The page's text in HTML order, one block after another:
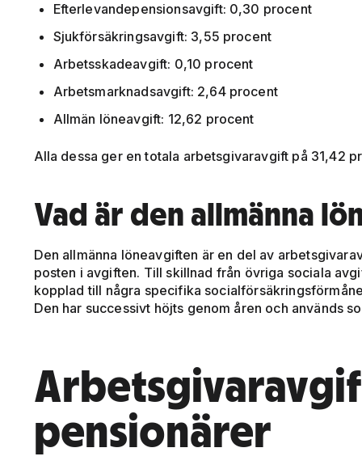
Efterlevandepensionsavgift: 0,30 procent
Sjukförsäkringsavgift: 3,55 procent
Arbetsskadeavgift: 0,10 procent
Arbetsmarknadsavgift: 2,64 procent
Allmän löneavgift: 12,62 procent
Alla dessa ger en totala arbetsgivaravgift på 31,42
Vad är den allmänna
Den allmänna löneavgiften är en del av
posten i avgiften. Till skillnad från övriga sociala
kopplad till några specifika
Den har successivt höjts genom åren och används
pensionärer